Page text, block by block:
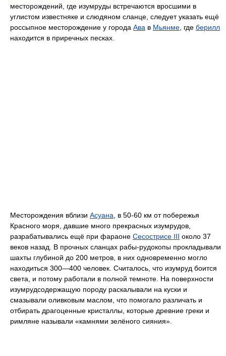
месторождений, где изумруды встречаются вросшими в
углистом известняке и слюдяном сланце, следует указать ещё
россыпное месторождение у города Ава в Мьянме , где берилл
находится в приречных песках.
Месторождения вблизи Асуана , в 50-60 км от побережья
Красного моря, давшие много прекрасных изумрудов,
разрабатывались ещё при фараоне Сесострисе III около 37
веков назад. В прочных сланцах рабы-рудокопы прокладывали
шахты глубиной до 200 метров, в них одновременно могло
находиться 300—400 человек. Считалось, что изумруд боится
света, и потому работали в полной темноте. На поверхности
изумрудсодержащую породу раскалывали на куски и
смазывали оливковым маслом, что помогало различать и
отбирать драгоценные кристаллы, которые древние греки и
римляне называли «камнями зелёного сияния».